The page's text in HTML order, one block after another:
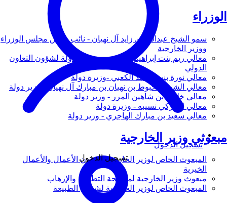
الوزراء
سمو الشيخ عبدالله بن زايد آل نهيان - نائب رئيس مجلس الوزراء
ووزير الخارجية
معالي ريم بنت إبراهيم الهاشمي - وزيرة دولة لشؤون التعاون
الدولي
معالي نورة بنت محمد الكعبي -وزيرة دولة
معالي الشيخ شخبوط بن نهيان بن مبارك آل نهيان - وزير دولة
معالي خليفة بن شاهين المرر - وزير دولة
معالي لانا زكي نسيبه - وزيرة دولة
معالي سعيد بن مبارك الهاجري - وزير دولة
مبعوثي وزير الخارجية
المبعوث الخاص لوزير الخارجية لشؤون الأعمال والأعمال
الخيرية
مبعوث وزير الخارجية لمكافحة التطرف والإرهاب
المبعوث الخاص لوزير الخارجية لشؤون الطبيعة
تسجيل الدخول
تسجيل الدخول